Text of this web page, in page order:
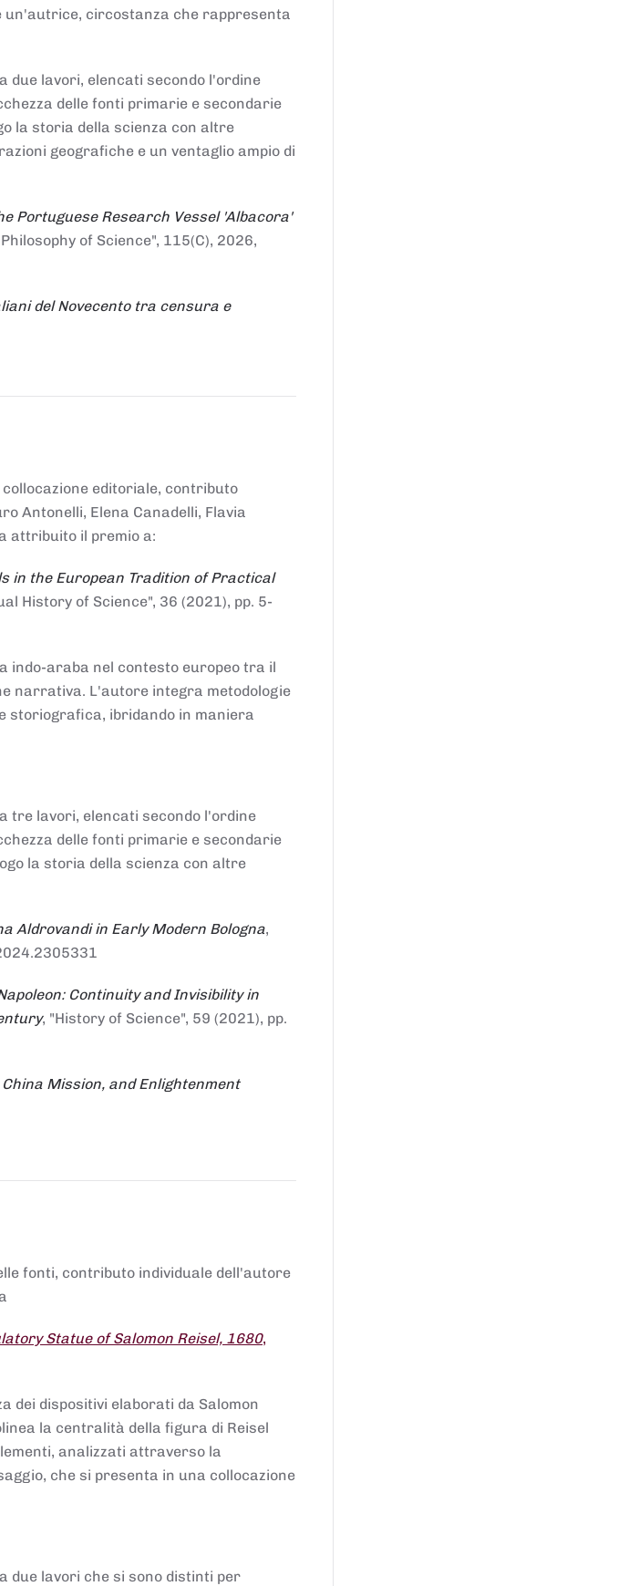
un'autrice, circostanza che rappresenta
due lavori, elencati secondo l'ordine
delle fonti primarie e secondarie
la storia della scienza con altre
geografiche e un ventaglio ampio di
Portuguese Research Vessel 'Albacora'
of Science", 115(C), 2026,
del Novecento tra censura e
editoriale, contributo
Antonelli, Elena Canadelli, Flavia
attribuito il premio a:
in the European Tradition of Practical
History of Science", 36 (2021), pp. 5-
indo-araba nel contesto europeo tra il
narrativa. L'autore integra metodologie
storiografica, ibridando in maniera
tre lavori, elencati secondo l'ordine
delle fonti primarie e secondarie
la storia della scienza con altre
Aldrovandi in Early Modern Bologna,
Continuity and Invisibility in
, "History of Science", 59 (2021), pp.
Mission, and Enlightenment
fonti, contributo individuale dell'autore
Statue of Salomon Reisel, 1680,
dei dispositivi elaborati da Salomon
la centralità della figura di Reisel
analizzati attraverso la
che si presenta in una collocazione
due lavori che si sono distinti per